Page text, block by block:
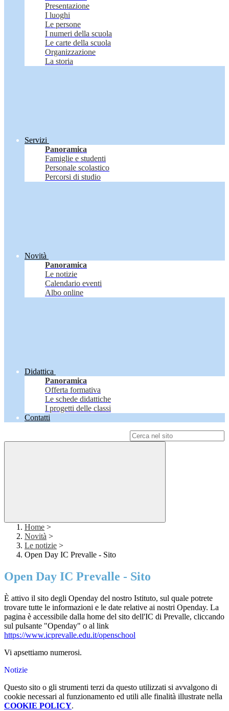
Presentazione
I luoghi
Le persone
I numeri della scuola
Le carte della scuola
Organizzazione
La storia
Servizi
Panoramica
Famiglie e studenti
Personale scolastico
Percorsi di studio
Novità
Panoramica
Le notizie
Calendario eventi
Albo online
Didattica
Panoramica
Offerta formativa
Le schede didattiche
I progetti delle classi
Contatti
Home >
Novità >
Le notizie >
Open Day IC Prevalle - Sito
Open Day IC Prevalle - Sito
È attivo il sito degli Openday del nostro Istituto, sul quale potrete
trovare tutte le informazioni e le date relative ai nostri Openday. La
pagina è accessibile dalla home del sito dell'IC di Prevalle, cliccando
sul pulsante "Openday" o al link
https://www.icprevalle.edu.it/openschool
Vi apsettiamo numerosi.
Notizie
Questo sito o gli strumenti terzi da questo utilizzati si avvalgono di
cookie necessari al funzionamento ed utili alle finalità illustrate nella
COOKIE POLICY.